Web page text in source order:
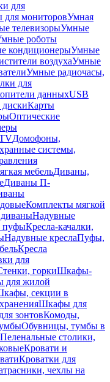
для
мониторовУмная
телевизорыУмные
роботы
кондиционерыУмные
воздухаУмные
Умные радиочасы,
для
данныхUSB
Карты
Оптические
Домофоны,
системы,
мебельДиваны,
Диваны П-
Комплекты мягкой
диваныНадувные
пуфыКресла-качалки,
Надувные креслаПуфы,
Кресла
для
горкиШкафы-
для жилой
секции в
Шкафы для
зонтовКомоды,
Обувницы, тумбы в
Пеленальные столики,
Кровати и
Кроватки для
чехлы на